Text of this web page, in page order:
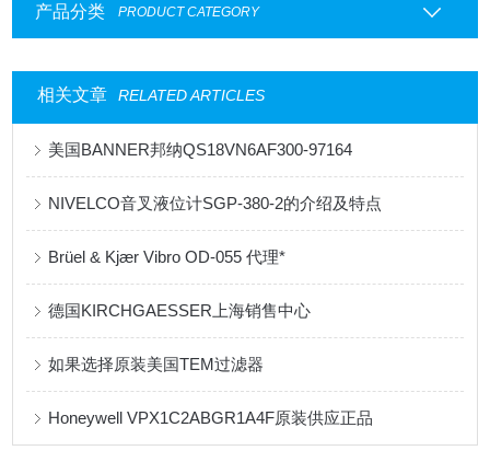
产品分类 PRODUCT CATEGORY
相关文章 RELATED ARTICLES
美国BANNER邦纳QS18VN6AF300-97164
NIVELCO音叉液位计SGP-380-2的介绍及特点
Brüel & Kjær Vibro OD-055 代理*
德国KIRCHGAESSER上海销售中心
如果选择原装美国TEM过滤器
Honeywell VPX1C2ABGR1A4F原装供应正品